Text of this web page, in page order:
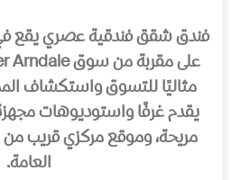
فندق شقق فندقية عصري يقع
مثاليًا للتسوق واستكشاف
يقدم غرفًا واستوديوهات
مريحة، وموقع مركزي قريب
العامة.